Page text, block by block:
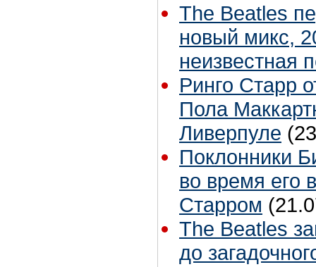
The Beatles
новый микс,
неизвестная
Ринго Старр
Пола
Ливерпуле
Поклонники
во время его
Старром
The Beatles
до